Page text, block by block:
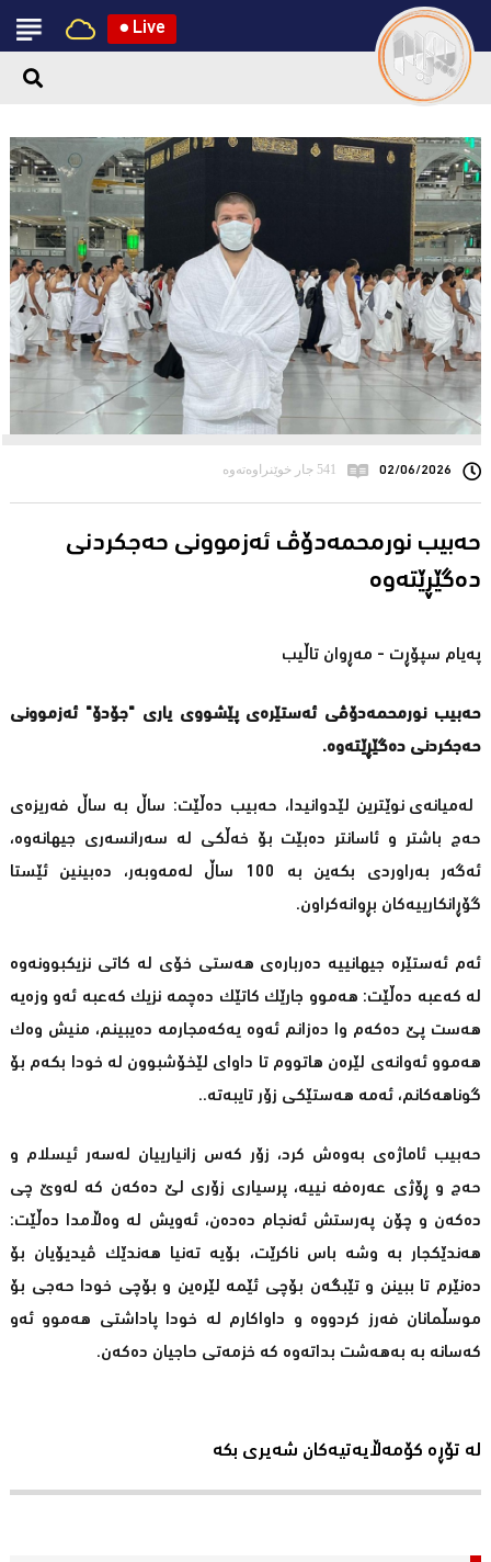
● Live
02/06/2026 541 جار خوێنراوەتەوە
حەبیب نورمحمەدۆڤ ئەزموونی حەجکردنی
دەگێڕێتەوە
پەیام سپۆڕت - مەڕوان تاڵیب
حەبیب نورمحمەدۆڤی ئەستێرەی پێشووی یاری "جۆدۆ" ئەزموونی
حەجکردنی دەگێڕێتەوە.
لەمیانەی نوێترین لێدوانیدا، حەبیب دەڵێت: ساڵ بە ساڵ فەریزەی
حەج باشتر و ئاسانتر دەبێت بۆ خەڵکی لە سەرانسەری جیهانەوە،
ئەگەر بەراوردی بکەین بە 100 ساڵ لەمەوبەر، دەبینین ئێستا
گۆڕانکارییەکان بڕوانەکراون.
ئەم ئەستێرە جیهانییە دەربارەی هەستی خۆی لە کاتی نزیکبوونەوە
لە کەعبە دەڵێت: هەموو جارێک کاتێک دەچمە نزیک کەعبە ئەو وزەیە
هەست پێ دەکەم وا دەزانم ئەوە یەکەمجارمە دەیبینم، منیش وەک
هەموو ئەوانەی لێرەن هاتووم تا داوای لێخۆشبوون لە خودا بکەم بۆ
گوناهەکانم، ئەمە هەستێکی زۆر تایبەتە..
حەبیب ئاماژەی بەوەش کرد، زۆر کەس زانیارییان لەسەر ئیسلام و
حەج و ڕۆژی عەرەفە نییە، پرسیاری زۆری لێ دەکەن کە لەوێ چی
دەکەن و چۆن پەرستش ئەنجام دەدەن، ئەویش لە وەڵامدا دەڵێت:
هەندێکجار بە وشە باس ناکرێت، بۆیە تەنیا هەندێک ڤیدیۆیان بۆ
دەنێرم تا ببینن و تێبگەن بۆچی ئێمە لێرەین و بۆچی خودا حەجی بۆ
موسڵمانان فەرز کردووە و داواکارم لە خودا پاداشتی هەموو ئەو
کەسانە بە بەهەشت بداتەوە کە خزمەتی حاجیان دەکەن.
لە تۆڕە کۆمەڵایەتیەکان شەیری بکە